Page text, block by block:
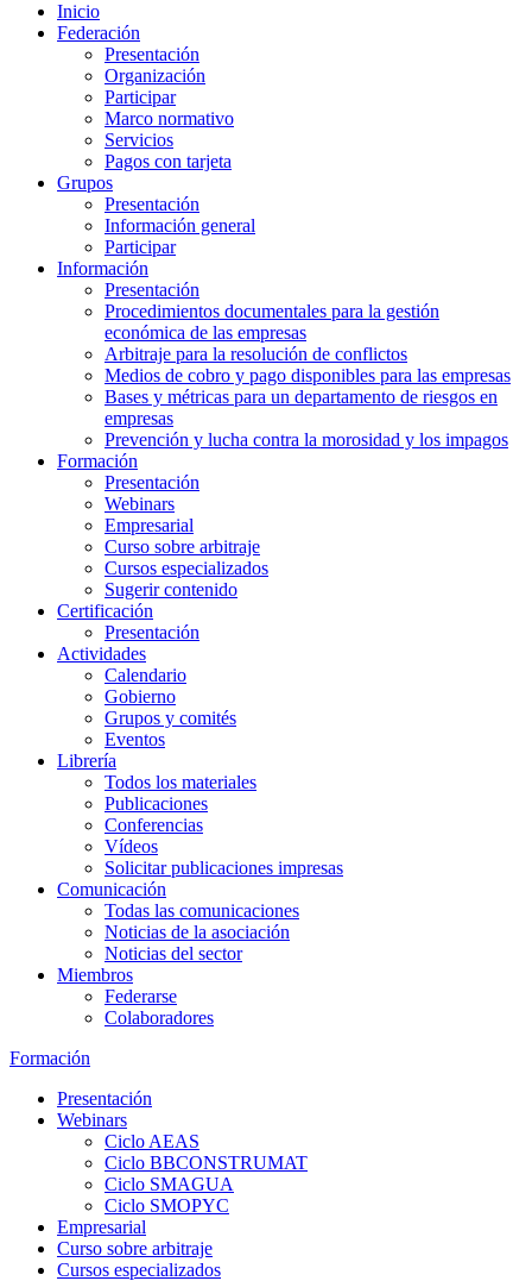
Inicio
Federación
Presentación
Organización
Participar
Marco normativo
Servicios
Pagos con tarjeta
Grupos
Presentación
Información general
Participar
Información
Presentación
Procedimientos documentales para la gestión
económica de las empresas
Arbitraje para la resolución de conflictos
Medios de cobro y pago disponibles para las empresas
Bases y métricas para un departamento de riesgos en
empresas
Prevención y lucha contra la morosidad y los impagos
Formación
Presentación
Webinars
Empresarial
Curso sobre arbitraje
Cursos especializados
Sugerir contenido
Certificación
Presentación
Actividades
Calendario
Gobierno
Grupos y comités
Eventos
Librería
Todos los materiales
Publicaciones
Conferencias
Vídeos
Solicitar publicaciones impresas
Comunicación
Todas las comunicaciones
Noticias de la asociación
Noticias del sector
Miembros
Federarse
Colaboradores
Formación
Presentación
Webinars
Ciclo AEAS
Ciclo BBCONSTRUMAT
Ciclo SMAGUA
Ciclo SMOPYC
Empresarial
Curso sobre arbitraje
Cursos especializados